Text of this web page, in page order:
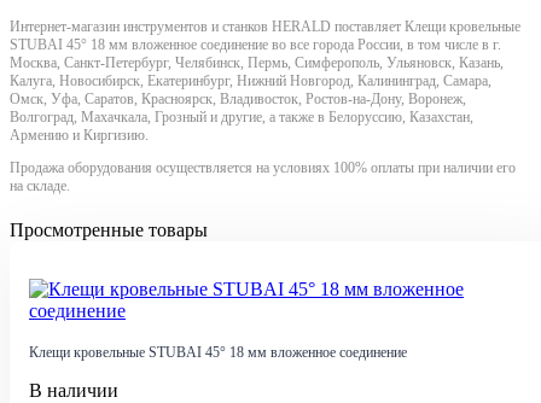
Интернет-магазин инструментов и станков HERALD поставляет Клещи кровельные
STUBAI 45° 18 мм вложенное соединение во все города России, в том числе в г.
Москва, Санкт-Петербург, Челябинск, Пермь, Симферополь, Ульяновск, Казань,
Калуга, Новосибирск, Екатеринбург, Нижний Новгород, Калининград, Самара,
Омск, Уфа, Саратов, Красноярск, Владивосток, Ростов-на-Дону, Воронеж,
Волгоград, Махачкала, Грозный и другие, а также в Белоруссию, Казахстан,
Армению и Киргизию.
Продажа оборудования осуществляется на условиях 100% оплаты при наличии его
на складе.
Просмотренные товары
Клещи кровельные STUBAI 45° 18 мм вложенное соединение
В наличии